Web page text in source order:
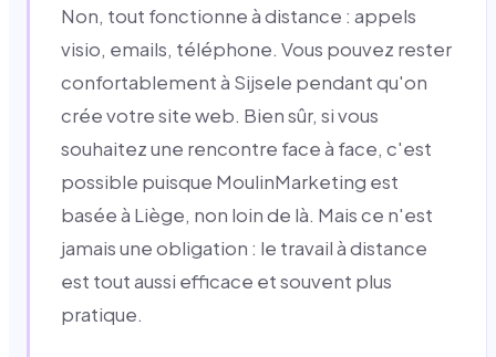
Non, tout fonctionne à distance : appels
visio, emails, téléphone. Vous pouvez rester
confortablement à Sijsele pendant qu'on
crée votre site web. Bien sûr, si vous
souhaitez une rencontre face à face, c'est
possible puisque MoulinMarketing est
basée à Liège, non loin de là. Mais ce n'est
jamais une obligation : le travail à distance
est tout aussi efficace et souvent plus
pratique.